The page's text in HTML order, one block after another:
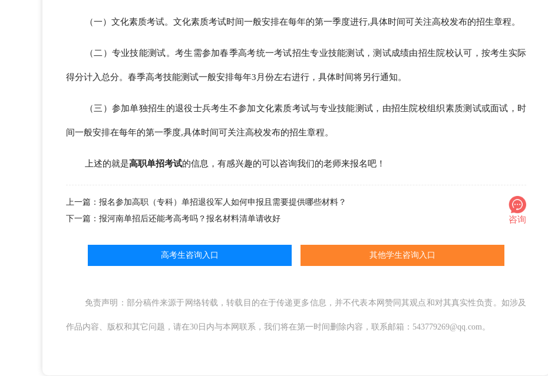
（一）文化素质考试。文化素质考试时间一般安排在每年的第一季度进行,具体时间可关注高校发布的招生章程。
（二）专业技能测试。考生需参加春季高考统一考试招生专业技能测试，测试成绩由招生院校认可，按考生实际
得分计入总分。春季高考技能测试一般安排每年3月份左右进行，具体时间将另行通知。
（三）参加单独招生的退役士兵考生不参加文化素质考试与专业技能测试，由招生院校组织素质测试或面试，时
间一般安排在每年的第一季度,具体时间可关注高校发布的招生章程。
上述的就是高职单招考试的信息，有感兴趣的可以咨询我们的老师来报名吧！
上一篇：报名参加高职（专科）单招退役军人如何申报且需要提供哪些材料？
下一篇：报河南单招后还能考高考吗？报名材料清单请收好
咨询
高考生咨询入口 其他学生咨询入口
免责声明：部分稿件来源于网络转载，转载目的在于传递更多信息，并不代表本网赞同其观点和对其真实性负责。如涉及
作品内容、版权和其它问题，请在30日内与本网联系，我们将在第一时间删除内容，联系邮箱：543779269@qq.com。